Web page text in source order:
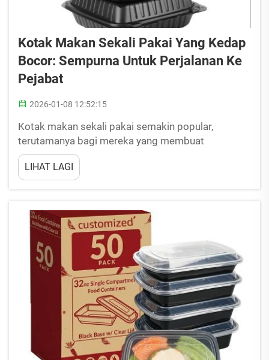
Kotak Makan Sekali Pakai Yang Kedap
Bocor: Sempurna Untuk Perjalanan Ke
Pejabat
2026-01-08 12:52:15
Kotak makan sekali pakai semakin popular,
terutamanya bagi mereka yang membuat
perjalanan ulang alik ke tempat kerja. Lvzong
adalah jenama terkemuka dalam aspek ini. Bekas
makan sekali pakai mereka menjadikan segala-
makanan anda....
LIHAT LAGI